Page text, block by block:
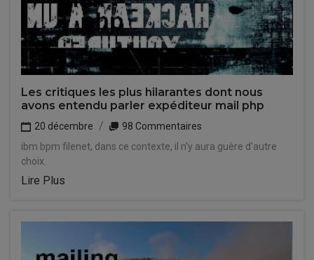
Les critiques les plus hilarantes dont nous
avons entendu parler expéditeur mail php
20 décembre
98 Commentaires
ibm bpm filenet, dans ce contexte, il n'y aura guère d'autre
choix.
Lire Plus